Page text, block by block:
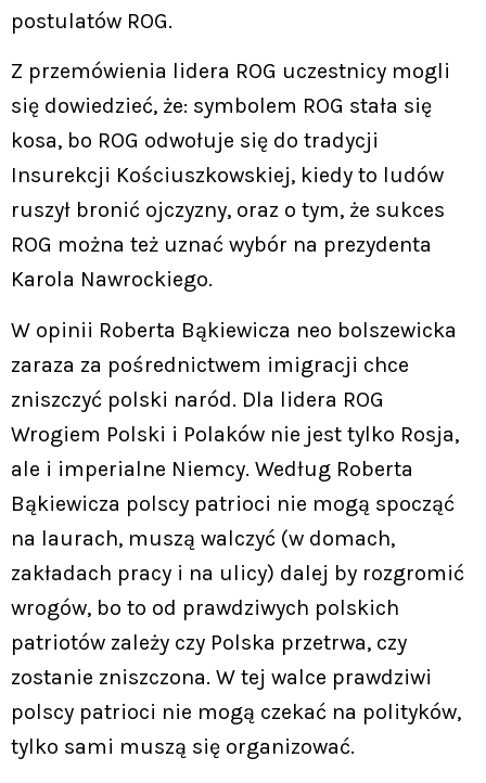
postulatów ROG.
Z przemówienia lidera ROG uczestnicy mogli
się dowiedzieć, że: symbolem ROG stała się
kosa, bo ROG odwołuje się do tradycji
Insurekcji Kościuszkowskiej, kiedy to ludów
ruszył bronić ojczyzny, oraz o tym, że sukces
ROG można też uznać wybór na prezydenta
Karola Nawrockiego.
W opinii Roberta Bąkiewicza neo bolszewicka
zaraza za pośrednictwem imigracji chce
zniszczyć polski naród. Dla lidera ROG
Wrogiem Polski i Polaków nie jest tylko Rosja,
ale i imperialne Niemcy. Według Roberta
Bąkiewicza polscy patrioci nie mogą spocząć
na laurach, muszą walczyć (w domach,
zakładach pracy i na ulicy) dalej by rozgromić
wrogów, bo to od prawdziwych polskich
patriotów zależy czy Polska przetrwa, czy
zostanie zniszczona. W tej walce prawdziwi
polscy patrioci nie mogą czekać na polityków,
tylko sami muszą się organizować.